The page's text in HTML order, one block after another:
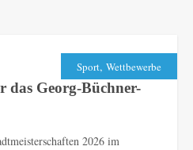
Sport, Wettbewerbe
das Georg-Büchner-
2026 im